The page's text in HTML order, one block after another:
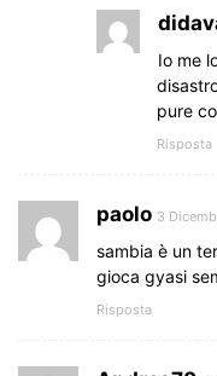
Io me
pure
Risposta
paolo 3
sambia è un
gioca gyasi
Risposta